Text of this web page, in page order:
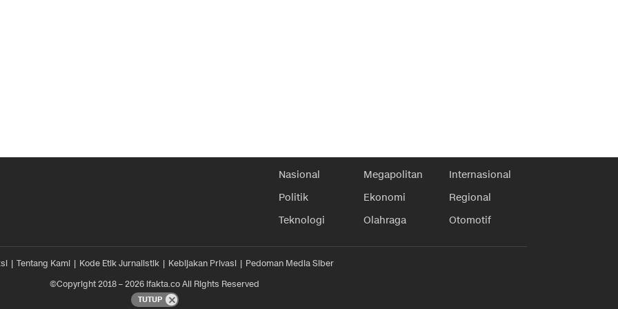
Nasional Megapolitan
Internasional
Politik
Ekonomi
Regional
Teknologi
Olahraga Otomotif
Tentang Kami Kode Etik Jurnalistik Kebijakan Privasi
Pedoman Media Siber
©Copyright 2018 – 2026 ifakta.co All Rights Reserved
TUTUP